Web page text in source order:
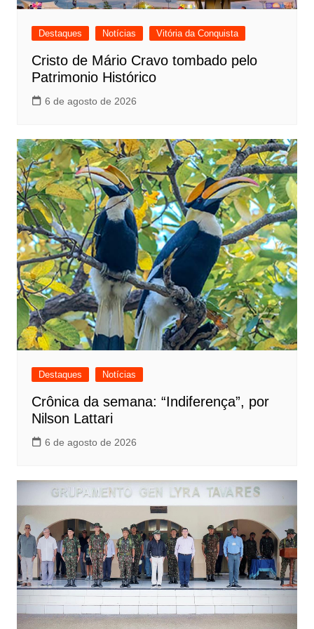
Destaques Notícias Vitória da Conquista
Cristo de Mário Cravo tombado pelo
Patrimonio Histórico
6 de agosto de 2026
Destaques Notícias
Crônica da semana: “Indiferença”, por
Nilson Lattari
6 de agosto de 2026